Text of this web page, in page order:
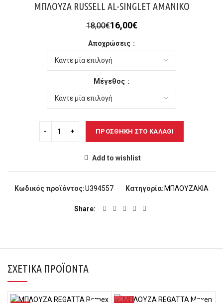
ΜΠΛΟΥΖΑ RUSSELL AL-SINGLET AMANIKO
18,00€Original
was:
18,00€.
16,00€Η
Αποχρώσεις
Μέγεθος
ΠΡΟΣΘΉΚΗ ΣΤΟ ΚΑΛΆΘΙ
Add to wishlist
Κωδικός προϊόντος:U394557 Κατηγορία: ΜΠΛΟΥΖΑΚΙΑ
Share
ΣΧΕΤΙΚΆ ΠΡΟΪΌΝΤΑ